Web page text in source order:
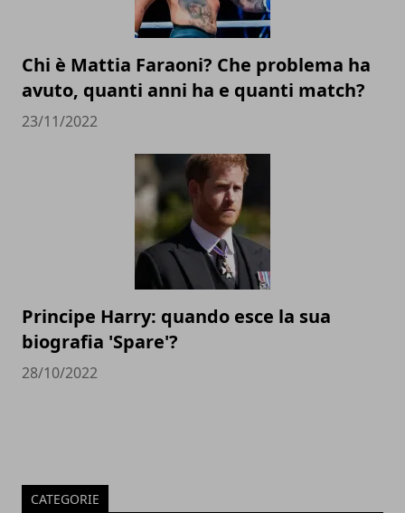
Chi è Mattia Faraoni? Che problema ha
avuto, quanti anni ha e quanti match?
23/11/2022
Principe Harry: quando esce la sua
biografia 'Spare'?
28/10/2022
CATEGORIE